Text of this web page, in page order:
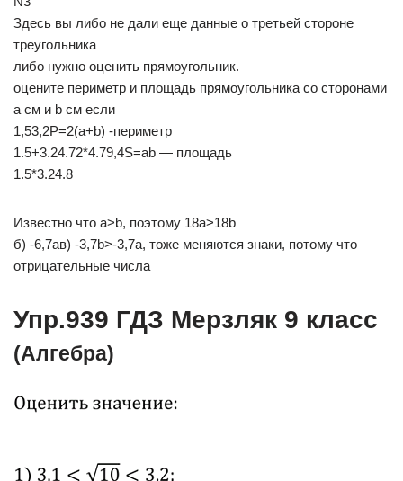
Здесь вы либо не дали еще данные о третьей стороне
треугольника
либо нужно оценить прямоугольник.
оцените периметр и площадь прямоугольника со сторонами
a см и b см если
1,53,2P=2(a+b) -периметр
1.5+3.24.72*4.79,4S=ab — площадь
1.5*3.24.8
Известно что a>b, поэтому 18a>18b
б) -6,7ав) -3,7b>-3,7а, тоже меняются знаки, потому что
отрицательные числа
Упр.939 ГДЗ Мерзляк 9 класс
(Алгебра)